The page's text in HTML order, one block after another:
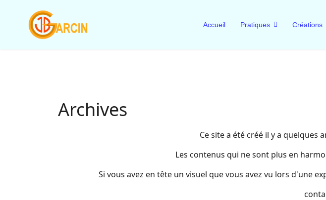
Accueil Pratiques Créations
Archives
Ce site a été créé il y a quelques
Les contenus qui ne sont plus en
Si vous avez en tête un visuel que vous avez vu lors d'une